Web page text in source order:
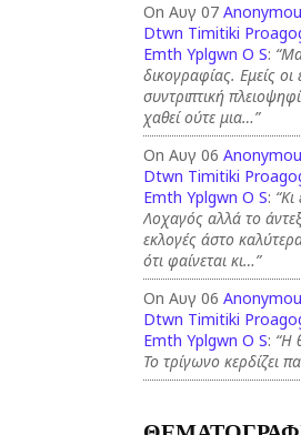
On Αυγ 07
Dtwn Timitiki
Emth Yplgwn O S:
δικογραφίας. Εμείς
συντριπτική
χαθεί ούτε μια…”
On Αυγ 06
Dtwn Timitiki
Emth Yplgwn O S:
Λοχαγός αλλά το
εκλογές άστο
ότι φαίνεται κι…”
On Αυγ 06
Dtwn Timitiki
Emth Yplgwn O S: “Η
Το τρίγωνο κερδίζει